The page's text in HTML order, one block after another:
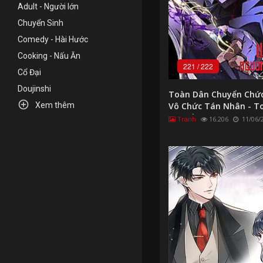
Adult - Người lớn
Chuyển Sinh
Comedy - Hài Hước
Cooking - Nấu Ăn
Cổ Đại
Doujinshi
 Xem thêm
221 /222
Toàn Dân Chuyển
Vô Chức Tán Nhân -
Chuyển Chức: Không
Tranh 16.206 11/06/